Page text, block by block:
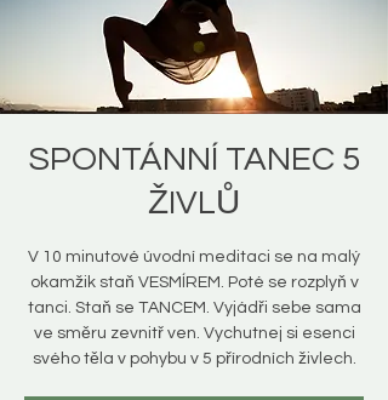
SPONTÁNNÍ TANEC 5
ŽIVLŮ
V 10 minutové úvodní meditaci se na malý
okamžik staň VESMÍREM. Poté se rozplyň v
tanci. Staň se TANCEM. Vyjádři sebe sama
ve směru zevnitř ven. Vychutnej si esenci
svého těla v pohybu v 5 přírodních živlech.